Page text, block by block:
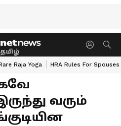
தமிழ்
Raja Yoga HRA Rules For Spouses
வரும்